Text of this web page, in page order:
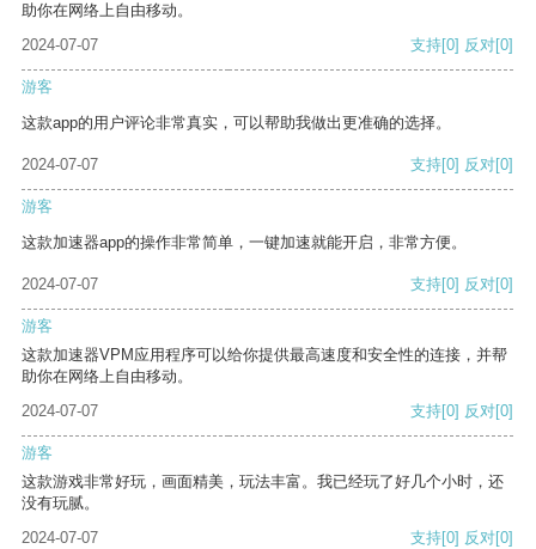
助你在网络上自由移动。
2024-07-07
支持[0] 反对[0]
游客
这款app的用户评论非常真实，可以帮助我做出更准确的选择。
2024-07-07 支持[0] 反对[0]
游客
这款加速器app的操作非常简单，一键加速就能开启，非常方便。
2024-07-07 支持[0] 反对[0]
游客
这款加速器VPM应用程序可以给你提供最高速度和安全性的连接，并帮
助你在网络上自由移动。
2024-07-07
支持[0] 反对[0]
游客
这款游戏非常好玩，画面精美，玩法丰富。我已经玩了好几个小时，还
没有玩腻。
2024-07-07
支持[0] 反对[0]